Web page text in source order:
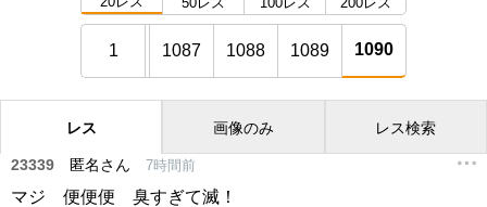
1 1087 1088 1089 1090
レス 画像のみ レス検索
23339 匿名さん 7時間前
マジ 便便便 臭すぎて滅！